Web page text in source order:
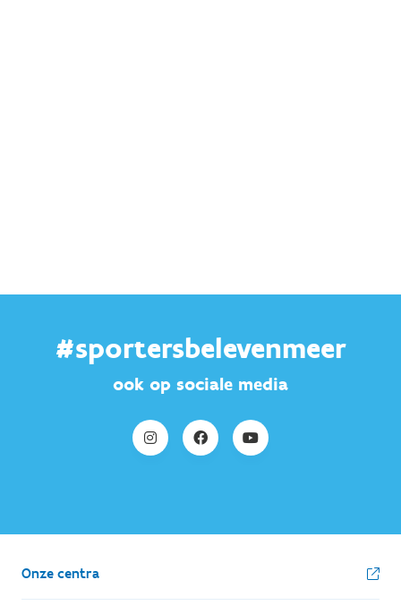
#sportersbelevenmeer
ook op sociale media
Onze centra